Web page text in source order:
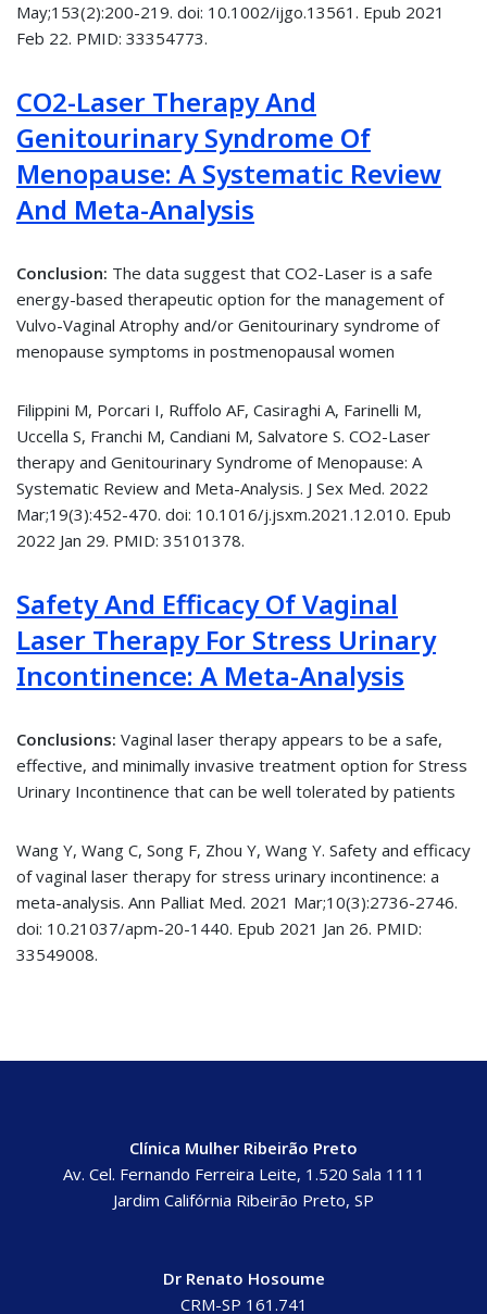
May;153(2):200-219. doi: 10.1002/ijgo.13561. Epub 2021
Feb 22. PMID: 33354773.
CO2-Laser Therapy And
Genitourinary Syndrome Of
Menopause: A Systematic Review
And Meta-Analysis
Conclusion: The data suggest that CO2-Laser is a safe
energy-based therapeutic option for the management of
Vulvo-Vaginal Atrophy and/or Genitourinary syndrome of
menopause symptoms in postmenopausal women
Filippini M, Porcari I, Ruffolo AF, Casiraghi A, Farinelli M,
Uccella S, Franchi M, Candiani M, Salvatore S. CO2-Laser
therapy and Genitourinary Syndrome of Menopause: A
Systematic Review and Meta-Analysis. J Sex Med. 2022
Mar;19(3):452-470. doi: 10.1016/j.jsxm.2021.12.010. Epub
2022 Jan 29. PMID: 35101378.
Safety And Efficacy Of Vaginal
Laser Therapy For Stress Urinary
Incontinence: A Meta-Analysis
Conclusions: Vaginal laser therapy appears to be a safe,
effective, and minimally invasive treatment option for Stress
Urinary Incontinence that can be well tolerated by patients
Wang Y, Wang C, Song F, Zhou Y, Wang Y. Safety and efficacy
of vaginal laser therapy for stress urinary incontinence: a
meta-analysis. Ann Palliat Med. 2021 Mar;10(3):2736-2746.
doi: 10.21037/apm-20-1440. Epub 2021 Jan 26. PMID:
33549008.
Clínica Mulher Ribeirão Preto
Av. Cel. Fernando Ferreira Leite, 1.520 Sala 1111
Jardim Califórnia Ribeirão Preto, SP
Dr Renato Hosoume
CRM-SP 161.741